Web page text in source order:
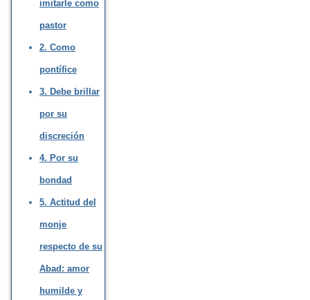
imitarle como
pastor
2. Como
pontífice
3. Debe brillar
por su
discreción
4. Por su
bondad
5. Actitud del
monje
respecto de su
Abad: amor
humilde y